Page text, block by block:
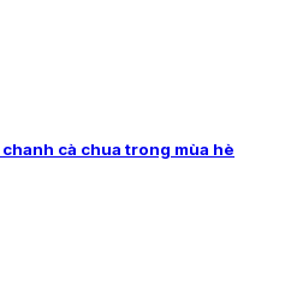
cà chua trong mùa hè